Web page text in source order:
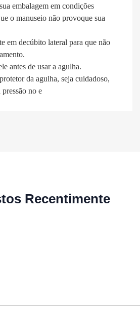
embalagem em condições
o manuseio não provoque sua
em decúbito lateral para que não
antes de usar a agulha.
da agulha, seja cuidadoso,
no e
Recentimente